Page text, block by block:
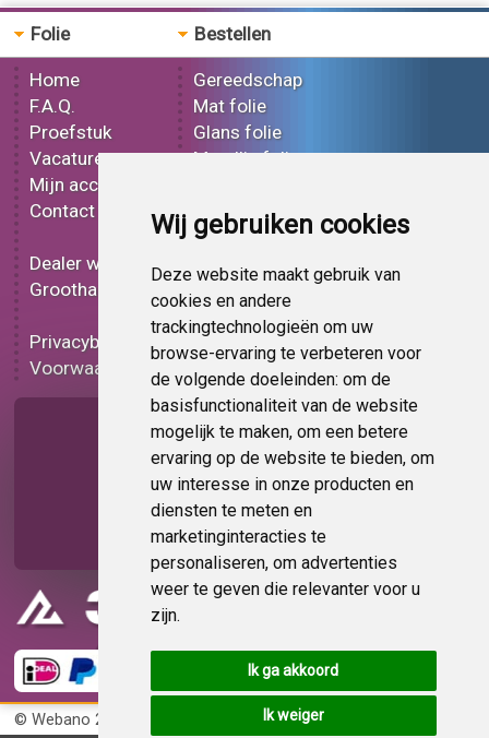
Wij gebruiken cookies
Deze website maakt gebruik van
cookies en andere
trackingtechnologieën om uw
browse-ervaring te verbeteren voor
de volgende doeleinden: om de
basisfunctionaliteit van de website
mogelijk te maken, om een betere
ervaring op de website te bieden, om
uw interesse in onze producten en
diensten te meten en
marketinginteracties te
personaliseren, om advertenties
weer te geven die relevanter voor u
zijn.
Ik ga akkoord
Ik weiger
Folie
Home
F.A.Q.
Proefstuk
Vacatures
Mijn account
Contact
Dealer worden
Groothandel
Privacybeleid
Voorwaarden
Bestellen
Gereedschap
Mat folie
Glans folie
Metallic folie
Effect folie
Bedrukt folie
Carbon folie
Tint folie
Functionele folie
Folie korting
Op bestelling
Pagina delen
© Webano 2026